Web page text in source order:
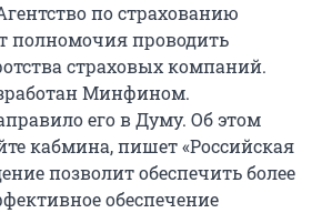
по страхованию
полномочия проводить
страховых компаний.
Минфином.
его в Думу. Об этом
кабмина, пишет «Российская
позволит обеспечить более
обеспечение